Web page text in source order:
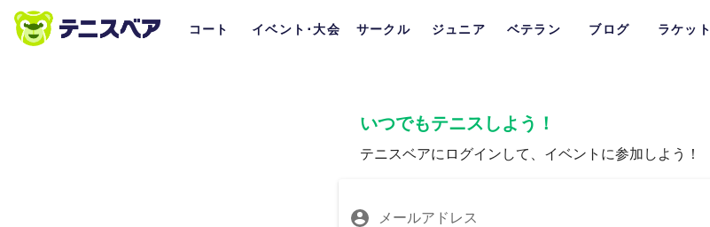
コート イベント･大会 サークル ジュニア ベテラン ブログ ラケット
いつでもテニスしよう！
テニスベアにログインして、イベントに参加しよう！
メールアドレス